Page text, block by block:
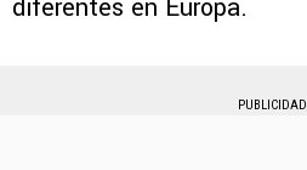
diferentes en Europa.
PUBLICIDAD